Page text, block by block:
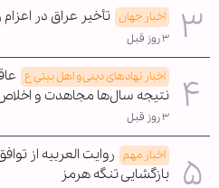
اخبار جهان تأخیر عراق در اعزام
۳ روز قبل
اخبار نهادهای دینی و اهل بیتی ع
نتیجه سال‌ها مجاهدت و
۳ روز قبل
اخبار مهم روایت العربیه از
بازگشایی تنگه هرمز